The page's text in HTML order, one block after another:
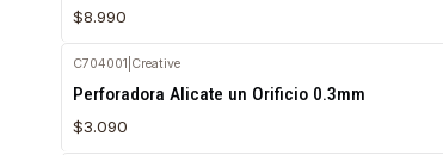
$8.990
C704001 Creative
Perforadora Alicate un Orificio 0.3mm
$3.090